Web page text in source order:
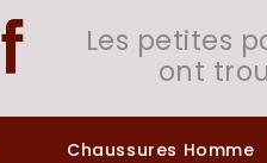
Les petites
ont
Chaussures Homme